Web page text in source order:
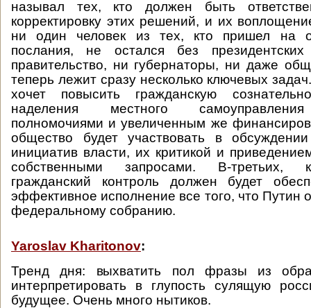
называл тех, кто должен быть
корректировку этих решений, и их
ни один человек из тех, кто пришел на
послания, не остался без
правительство, ни губернаторы, ни даже
теперь лежит сразу несколько ключевых
хочет повысить гражданскую
наделения местного
полномочиями и увеличенным же
общество будет участвовать в обсуждении
инициатив власти, их критикой и
собственными запросами. В-третьих,
гражданский контроль должен будет
эффективное исполнение все того, что Путин
федеральному собранию.
Yaroslav Kharitonov:
Тренд дня: выхватить пол фразы из
интерпретировать в глупость сулящую
будущее. Очень много нытиков.